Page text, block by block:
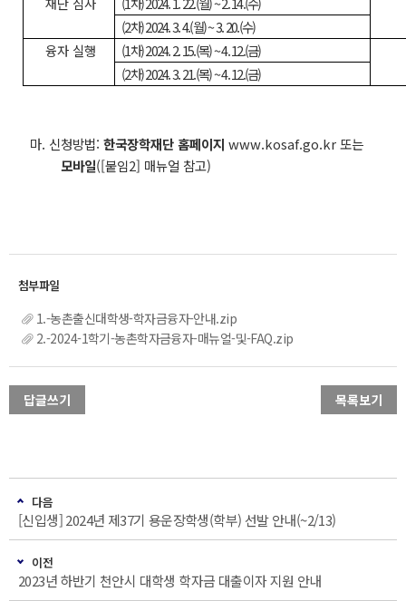
(2차) 2024. 3. 4.(월) ~ 3. 20.(수)
융자 실행
(1차) 2024. 2. 15.(목) ~ 4. 12.(금)
(2차) 2024. 3. 21.(목) ~ 4. 12.(금)
마. 신청방법: 한국장학재단 홈페이지 www.kosaf.go.kr 또는
모바일([붙임2] 매뉴얼 참고)
1.-농촌출신대학생-학자금융자-안내.zip
2.-2024-1학기-농촌학자금융자-매뉴얼-및-FAQ.zip
답글쓰기 목록보기
다음
[신입생] 2024년 제37기 용운장학생(학부) 선발 안내(~2/13)
이전
2023년 하반기 천안시 대학생 학자금 대출이자 지원 안내